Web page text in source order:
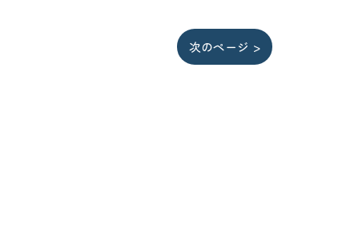
次のページ >